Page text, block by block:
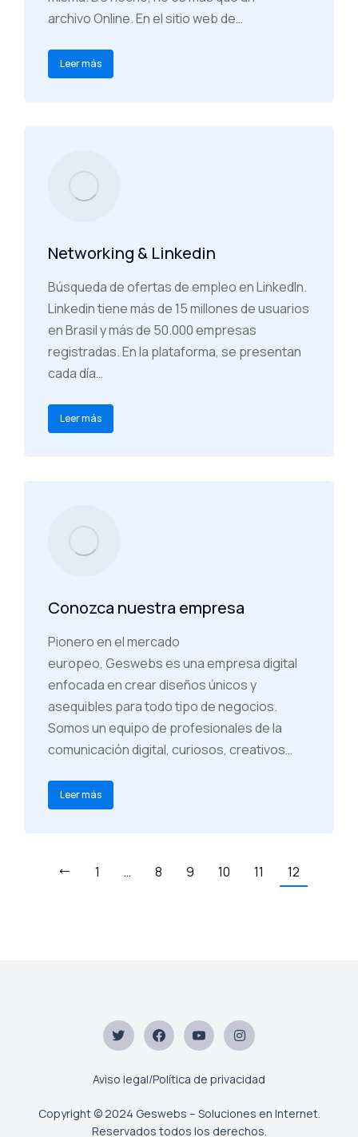
archivo Online. En el sitio web de…
Leer más
Networking & Linkedin
Búsqueda de ofertas de empleo en LinkedIn.
Linkedin tiene más de 15 millones de usuarios
en Brasil y más de 50.000 empresas
registradas. En la plataforma, se presentan
cada día…
Leer más
Conozca nuestra empresa
Pionero en el mercado
europeo, Geswebs es una empresa digital
enfocada en crear diseños únicos y
asequibles para todo tipo de negocios.
Somos un equipo de profesionales de la
comunicación digital, curiosos, creativos…
Leer más
1 … 8 9 10 11 12
Aviso legal/Política de privacidad
Copyright © 2024 Geswebs – Soluciones en Internet.
Reservados todos los derechos.